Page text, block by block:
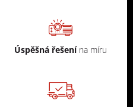
Úspěšná řešení na míru